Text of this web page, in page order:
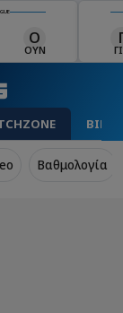
Ρ
ΡΈΙ ΜΑΚ
Βαθμολογία